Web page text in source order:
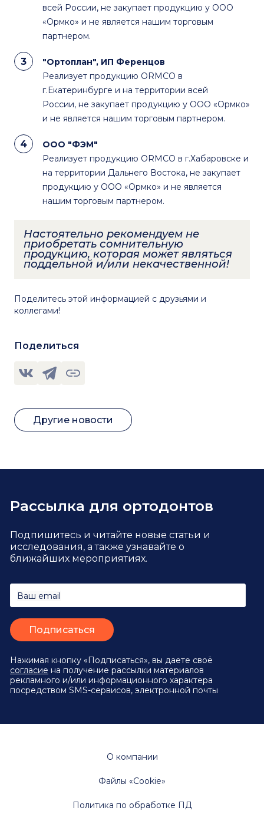
всей России, не закупает продукцию у ООО
«Ормко» и не является нашим торговым
партнером.
"Ортоплан", ИП Ференцов
Реализует продукцию ORMCO в
г.Екатеринбурге и на территории всей
России, не закупает продукцию у ООО «Ормко»
и не является нашим торговым партнером.
ООО "ФЭМ"
Реализует продукцию ORMCO в г.Хабаровске и
на территории Дальнего Востока, не закупает
продукцию у ООО «Ормко» и не является
нашим торговым партнером.
Настоятельно рекомендуем не
приобретать сомнительную
продукцию, которая может являться
поддельной и/или некачественной!
Поделитесь этой информацией с друзьями и
коллегами!
Поделиться
Другие новости
Рассылка для ортодонтов
Подпишитесь и читайте новые статьи и
исследования, а также узнавайте о
ближайших мероприятиях.
Ваш email
Нажимая кнопку «Подписаться», вы даете своё
согласие на получение рассылки материалов
рекламного и/или информационного характера
посредством SMS-сервисов, электронной почты
О компании
Файлы «Cookie»
Политика по обработке ПД